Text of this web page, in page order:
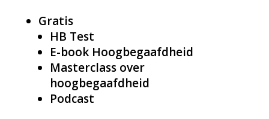
Gratis
HB Test
E-book Hoogbegaafdheid
Masterclass over
hoogbegaafdheid
Podcast